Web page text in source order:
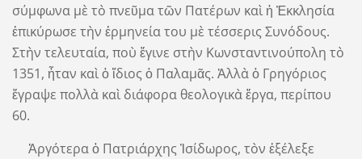
σύμφωνα μὲ τὸ πνεῦμα τῶν Πατέρων καὶ ἡ Ἐκκλησία
ἐπικύρωσε τὴν ἑρμηνεία του μὲ τέσσερις Συνόδους.
Στὴν τελευταία, ποὺ ἔγινε στὴν Κωνσταντινούπολη τὸ
1351, ἦταν καὶ ὁ ἴδιος ὁ Παλαμᾶς. Ἀλλὰ ὁ Γρηγόριος
ἔγραψε πολλὰ καὶ διάφορα θεολογικὰ ἔργα, περίπου
60.
Ἀργότερα ὁ Πατριάρχης Ἰσίδωρος, τὸν ἐξέλεξε